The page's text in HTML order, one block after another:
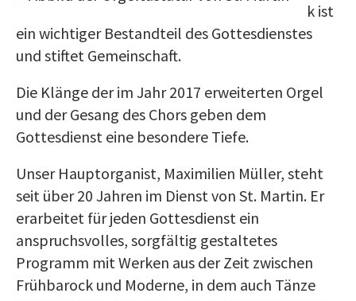
k ist
ein wichtiger Bestandteil des Gottesdienstes
und stiftet Gemeinschaft.
Die Klänge der im Jahr 2017 erweiterten Orgel
und der Gesang des Chors geben dem
Gottesdienst eine besondere Tiefe.
Unser Hauptorganist, Maximilien Müller, steht
seit über 20 Jahren im Dienst von St. Martin. Er
erarbeitet für jeden Gottesdienst ein
anspruchsvolles, sorgfältig gestaltetes
Programm mit Werken aus der Zeit zwischen
Frühbarock und Moderne, in dem auch Tänze